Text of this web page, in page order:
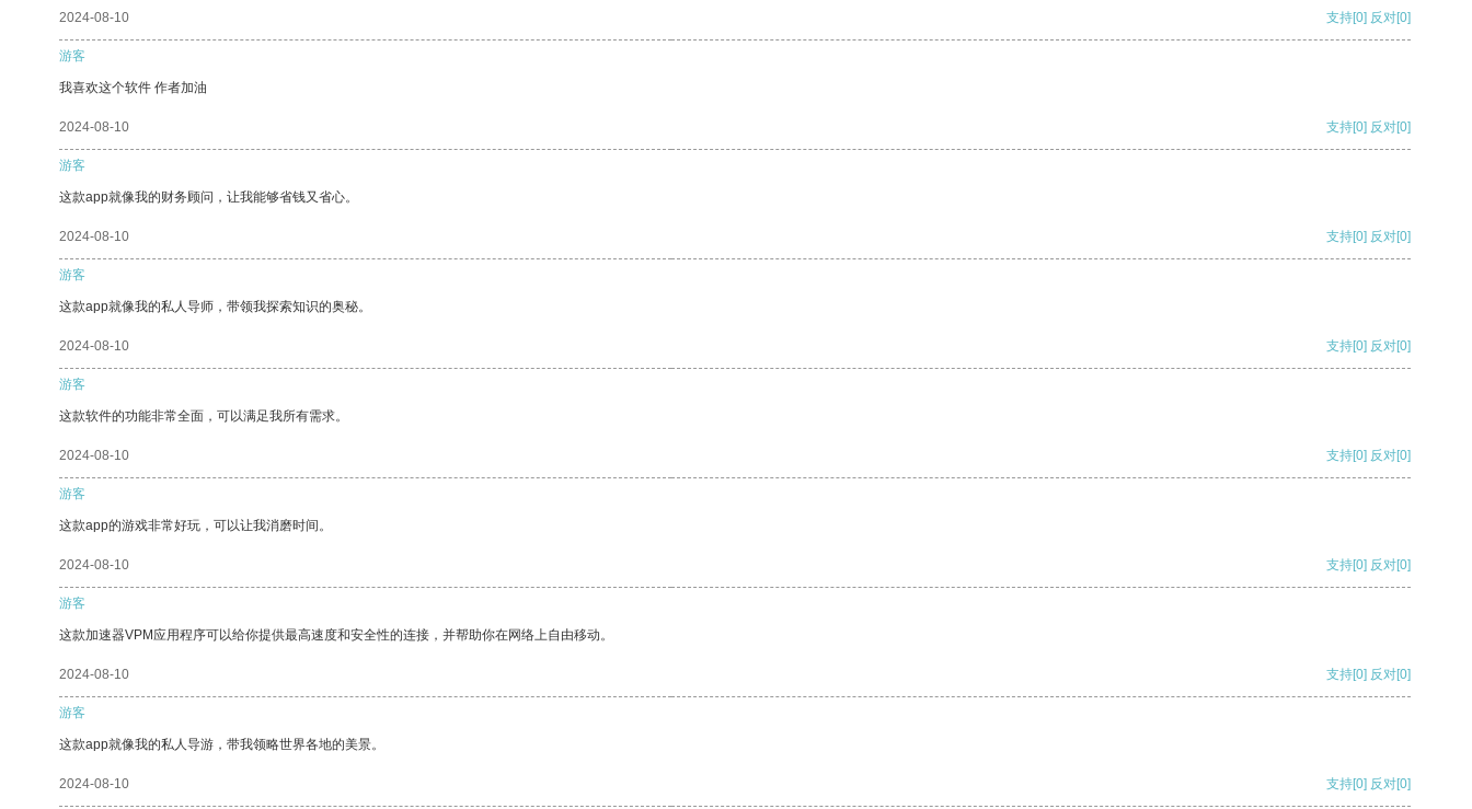
2024-08-10 支持[0] 反对[0]
游客
我喜欢这个软件 作者加油
2024-08-10 支持[0] 反对[0]
游客
这款app就像我的财务顾问，让我能够省钱又省心。
2024-08-10 支持[0] 反对[0]
游客
这款app就像我的私人导师，带领我探索知识的奥秘。
2024-08-10 支持[0] 反对[0]
游客
这款软件的功能非常全面，可以满足我所有需求。
2024-08-10 支持[0] 反对[0]
游客
这款app的游戏非常好玩，可以让我消磨时间。
2024-08-10 支持[0] 反对[0]
游客
这款加速器VPM应用程序可以给你提供最高速度和安全性的连接，并帮助你在网络上自由移动。
2024-08-10 支持[0] 反对[0]
游客
这款app就像我的私人导游，带我领略世界各地的美景。
2024-08-10 支持[0] 反对[0]